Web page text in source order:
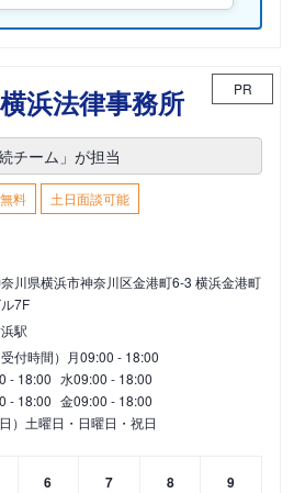
浜法律事務所 PR
チーム」が担当
料
土日面談可能
川県横浜市神奈川区金港町6-3 横浜金港町
7F
駅
受付時間） 月09:00 - 18:00
- 18:00 水09:00 - 18:00
- 18:00 金09:00 - 18:00
日）土曜日・日曜日・祝日
6
7
8
9